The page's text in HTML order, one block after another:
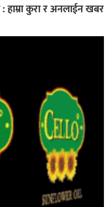
हाम्रा कुरा र अनलाईन खबर